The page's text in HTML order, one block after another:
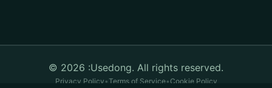
© 2026 :Usedong. All rights reserved.
Privacy Policy•Terms of Service•Cookie Policy